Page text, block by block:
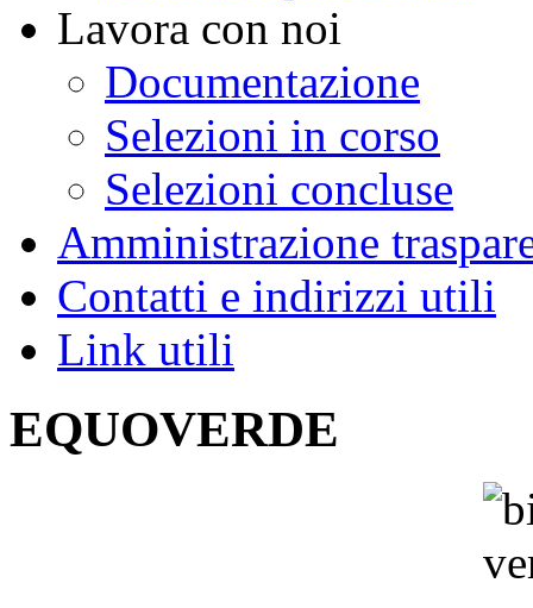
Lavora con noi
Documentazione
Selezioni in corso
Selezioni concluse
Amministrazione
Contatti e indirizzi utili
Link utili
EQUOVERDE